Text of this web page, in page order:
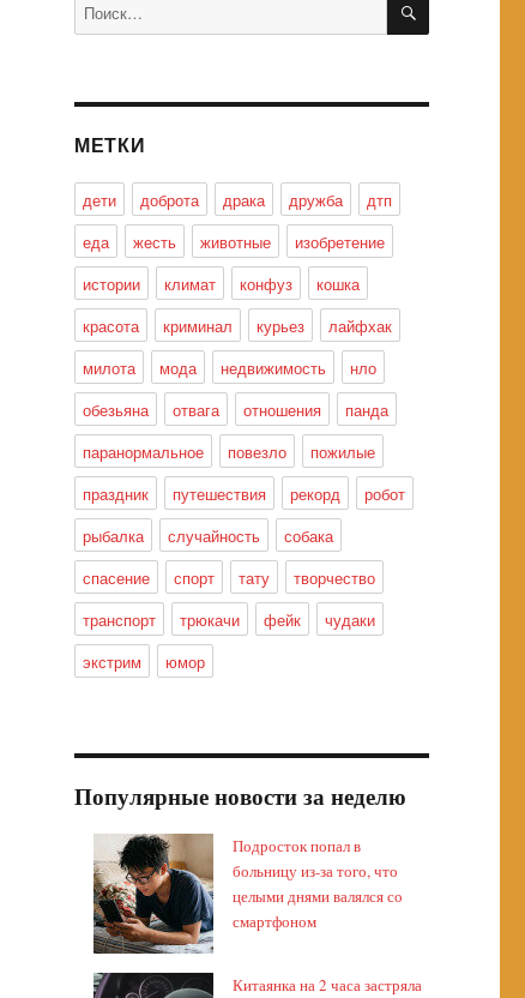
МЕТКИ
дети доброта драка дружба
дтп
еда
жесть животные
изобретение
истории
климат конфуз
кошка
красота
криминал курьез
лайфхак
милота
мода недвижимость
нло
обезьяна
отвага отношения
панда
паранормальное
повезло
пожилые
праздник
путешествия рекорд
робот
рыбалка
случайность
собака
спасение
спорт тату
творчество
транспорт
трюкачи фейк
чудаки
экстрим
юмор
Популярные новости за неделю
Подросток попал в
больницу из-за того, что
целыми днями валялся со
смартфоном
Китаянка на 2 часа застряла